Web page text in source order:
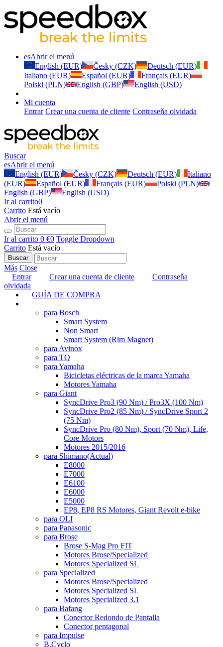
esAbrir el menú
English (EUR)
Česky (CZK)
Deutsch (EUR)
Italiano (EUR)
Español (EUR)
Français (EUR)
Polski (PLN)
English (GBP) English (USD)
Mi cuenta
Entrar Crear una cuenta de cliente Contraseňa olvidada
Buscar
esAbrir el menú
English (EUR)
Česky (CZK) Deutsch (EUR)
Italiano
(EUR)
Español (EUR) Français (EUR)
Polski (PLN)
English (GBP)
English (USD)
Ir al carrito0
Carrito Está vacío
Abrir el menú
Ir al carrito 0 €0 Toggle Dropdown
Carrito Está vacío
Buscar
Más Close
Entrar
Crear una cuenta de cliente
Contraseňa
olvidada
GUÍA DE COMPRA
para Bosch
Smart System
Non Smart
Smart System (Rim Magnet)
para Avinox
para TQ
para Yamaha
Bicicletas eléctricas de la marca Yamaha
Motores Yamaha
para Giant
SyncDrive Pro3 (90 Nm) / Pro3X (100 Nm)
SyncDrive Pro2 (85 Nm) / SyncDrive Sport 2
(75 Nm)
SyncDrive Pro (80 Nm), Sport (70 Nm), Life,
Core Motors
Motores 2015/2016
para Shimano(Actual)
E8000
E7000
E6100
E6000
E5000
EP8, EP8 RS Motores, Giant Revolt e-bike
para OLI
para Panasonic
para Brose
Brose S-Mag Pro FIT
Motores Brose/Specialized
Motores Specialized SL
para Specialized
Motores Brose/Specialized
Motores Specialized SL
Motores Specialized 3.1
para Bafang
Conector Redondo de Pantalla
Conector pentagonal
para Impulse
B.Cyclo